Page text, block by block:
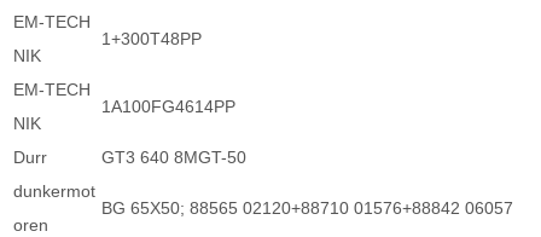
EM-TECH
NIK
1+300T48PP
EM-TECH
NIK
1A100FG4614PP
Durr
GT3 640 8MGT-50
dunkermot
oren
BG 65X50; 88565 02120+88710 01576+88842 06057